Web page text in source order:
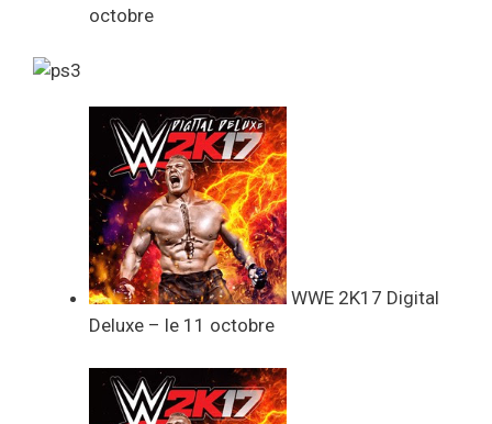
octobre
WWE 2K17 Digital
Deluxe – le 11 octobre